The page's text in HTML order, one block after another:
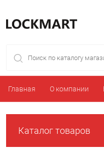
Главная О компании
Каталог товаров